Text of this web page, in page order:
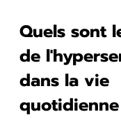
Quels sont
de
dans la vie